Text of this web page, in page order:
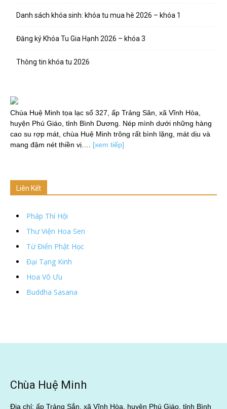
Danh sách khóa sinh: khóa tu mua hè 2026 – khóa 1
Đăng ký Khóa Tu Gia Hạnh 2026 – khóa 3
Thông tin khóa tu 2026
Chùa Huệ Minh tọa lạc số 327, ấp Trảng Săn, xã Vĩnh Hòa,
huyện Phú Giáo, tỉnh Bình Dương. Nép mình dưới những hàng
cao su rợp mát, chùa Huệ Minh trông rất bình lặng, mát dịu và
mang đậm nét thiền vị…. [xem tiếp]
Liên Kết
Pháp Thí Hội
Thư Viện Hoa Sen
Từ Điển Phật Học
Đại Tạng Kinh
Hoa Vô Ưu
Buddha Sasana
Chùa Huệ Minh
Địa chỉ: ấp Trảng Sắn, xã Vĩnh Hòa, huyện Phú Giáo, tỉnh Bình